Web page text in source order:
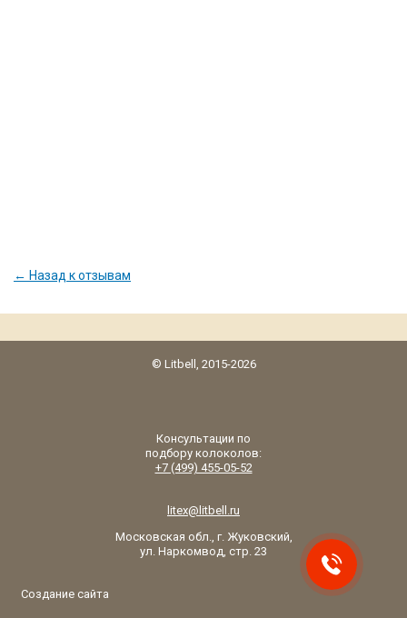
← Назад к отзывам
© Litbell, 2015-2026
Консультации по
подбору колоколов:
+7 (499) 455-05-52
litex@litbell.ru
Московская обл., г. Жуковский,
ул. Наркомвод, стр. 23
Создание сайта